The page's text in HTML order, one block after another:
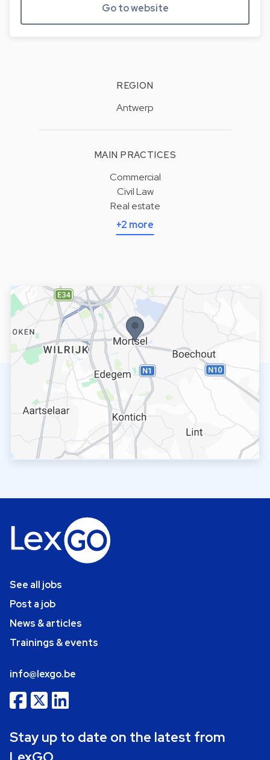
Go to website
REGION
Antwerp
MAIN PRACTICES
Commercial
Civil Law
Real estate
+2 more
See all jobs
Post a job
News & articles
Trainings & events
info@lexgo.be
Stay up to date on the latest from